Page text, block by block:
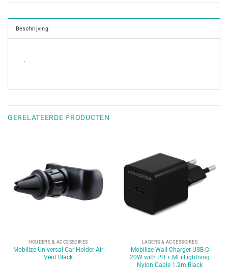
Beschrijving
.
GERELATEERDE PRODUCTEN
HOUDERS & ACCESSOIRES
Mobilize Universal Car Holder Air
Vent Black
LADERS & ACCESSOIRES
Mobilize Wall Charger USB-C
20W with PD + MFi Lightning
Nylon Cable 1.2m Black